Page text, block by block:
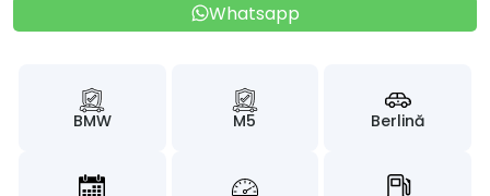
Whatsapp
BMW M5 Berlină